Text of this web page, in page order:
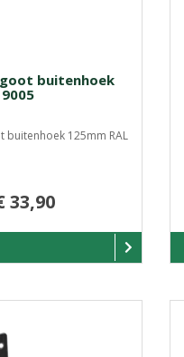
buitenhoek
buitenhoek 125mm RAL
33,90